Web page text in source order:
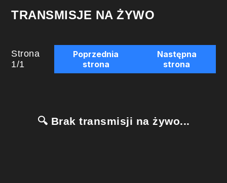
TRANSMISJE NA ŻYWO
Strona
1/1
Poprzednia
strona
Następna
strona
🔍 Brak transmisji na żywo...